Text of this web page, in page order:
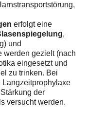
erfolgt eine
,
und
werden gezielt (nach
eingesetzt und
zu trinken. Bei
Langzeitprophylaxe
der
versucht werden.